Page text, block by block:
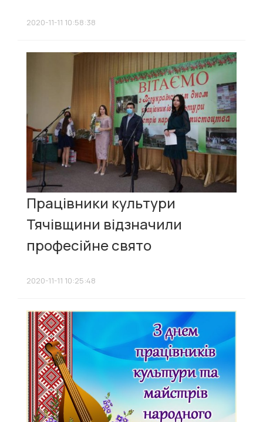
2020-11-11 10:58:38
Працівники культури
Тячівщини відзначили
професійне свято
2020-11-11 10:25:48